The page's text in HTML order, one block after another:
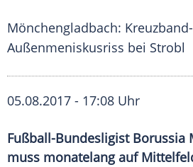
Mönchengladbach:
Außenmeniskusriss bei Strobl
05.08.2017 - 17:08 Uhr
Fußball-Bundesligist Borussia
muss monatelang auf